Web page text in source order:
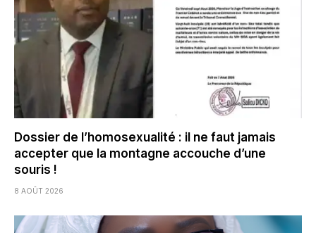
Dossier de l’homosexualité : il ne faut jamais
accepter que la montagne accouche d’une
souris !
8 AOÛT 2026